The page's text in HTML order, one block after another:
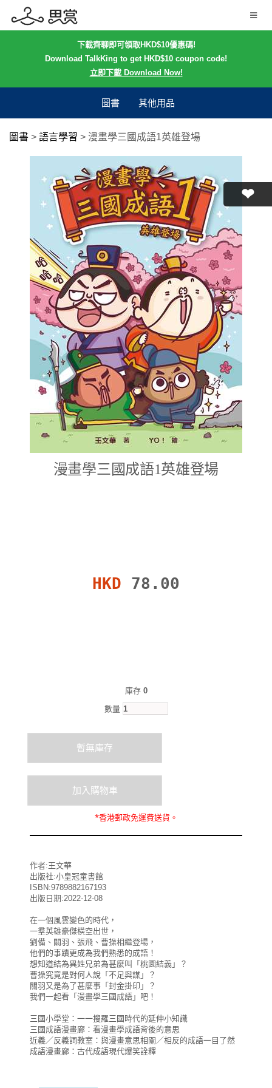
下載齊聊即可領取HKD$10優惠碼!
Download TalkKing to get HKD$10 coupon code!
立即下載 Download Now!
圖書 其他用品
圖書 > 語言學習 > 漫畫學三國成語1英雄登場
漫畫學三國成語1英雄登場
HKD 78.00
庫存 0
數量
*香港郵政免運費送貨。
作者:王文華
出版社:小皇冠童書館
ISBN:9789882167193
出版日期:2022-12-08
在一個風雲變色的時代，
一羣英雄豪傑橫空出世，
劉備、關羽、張飛、曹操相繼登場，
他們的事蹟更成為我們熟悉的成語！
想知道結為異姓兄弟為甚麼叫「桃園結義」？
曹操究竟是對何人說「不足與謀」？
關羽又是為了甚麼事「封金掛印」？
我們一起看「漫畫學三國成語」吧！
三國小學堂：一一搜羅三國時代的延伸小知識
三國成語漫畫廊：看漫畫學成語背後的意思
近義／反義詞教室：與漫畫意思相關／相反的成語一目了然
成語漫畫廊：古代成語現代爆笑詮釋